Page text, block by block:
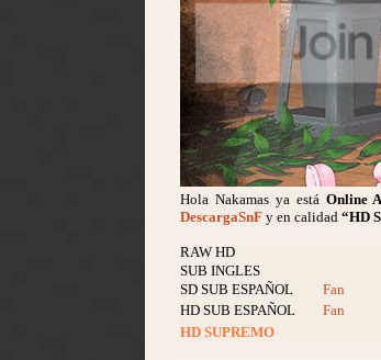
Hola Nakamas ya está Online
DescargaSnF y en calidad “HD
RAW HD
SUB INGLES
SD SUB ESPAÑOL
Fan
HD SUB ESPAÑOL
Fan
HD SUPREMO